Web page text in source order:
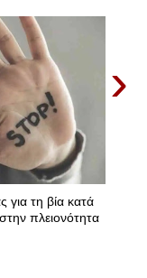
›
για τη βία κατά
πλειονότητα